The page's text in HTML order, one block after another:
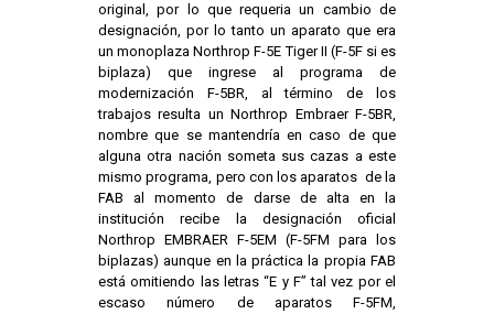
original, por lo que requeria un cambio de
designación, por lo tanto un aparato que era
un monoplaza Northrop F-5E Tiger II (F-5F si es
biplaza) que ingrese al programa de
modernización F-5BR, al término de los
trabajos resulta un Northrop Embraer F-5BR,
nombre que se mantendría en caso de que
alguna otra nación someta sus cazas a este
mismo programa, pero con los aparatos de la
FAB al momento de darse de alta en la
institución recibe la designación oficial
Northrop EMBRAER F-5EM (F-5FM para los
biplazas) aunque en la práctica la propia FAB
está omitiendo las letras “E y F” tal vez por el
escaso número de aparatos F-5FM,